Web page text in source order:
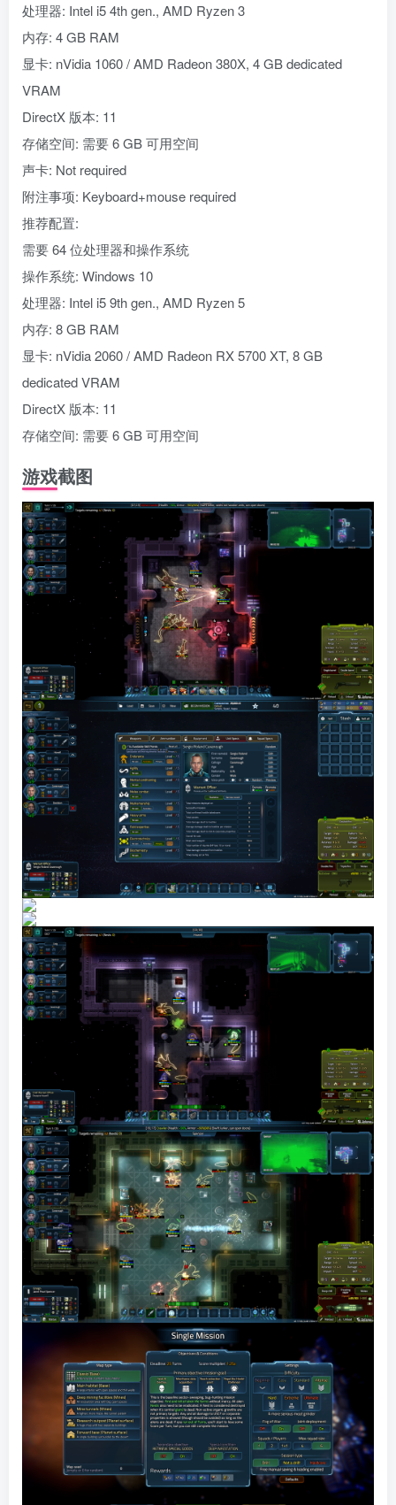
处理器: Intel i5 4th gen., AMD Ryzen 3
内存: 4 GB RAM
显卡: nVidia 1060 / AMD Radeon 380X, 4 GB dedicated
VRAM
DirectX 版本: 11
存储空间: 需要 6 GB 可用空间
声卡: Not required
附注事项: Keyboard+mouse required
推荐配置:
需要 64 位处理器和操作系统
操作系统: Windows 10
处理器: Intel i5 9th gen., AMD Ryzen 5
内存: 8 GB RAM
显卡: nVidia 2060 / AMD Radeon RX 5700 XT, 8 GB
dedicated VRAM
DirectX 版本: 11
存储空间: 需要 6 GB 可用空间
游戏截图